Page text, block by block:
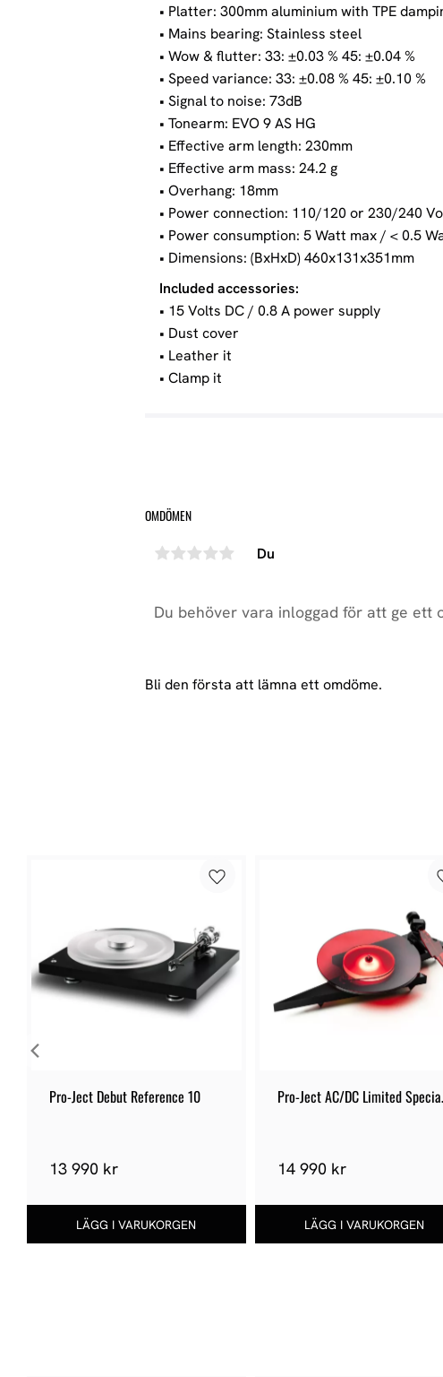
• Platter: 300mm aluminium with TPE
• Mains bearing: Stainless steel
• Wow & flutter: 33: ±0.03 % 45: ±0.04 %
• Speed variance: 33: ±0.08 % 45: ±0.10 %
• Signal to noise: 73dB
• Tonearm: EVO 9 AS HG
• Effective arm length: 230mm
• Effective arm mass: 24.2 g
• Overhang: 18mm
• Power connection: 110/120 or 230/240
• Power consumption: 5 Watt max / < 0.5
• Dimensions: (BxHxD) 460x131x351mm
Included accessories:
• 15 Volts DC / 0.8 A power supply
• Dust cover
• Leather it
• Clamp it
OMDÖMEN
Du
Bli den första att lämna ett omdöme.
Pro-Ject Debut Reference 10
13 990 kr
Pro-Ject AC/DC Limited
14 990 kr